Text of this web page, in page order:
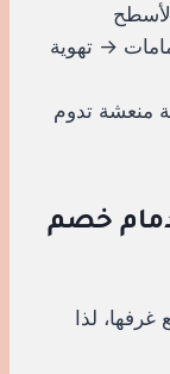
→ تهوية
منعشة تدوم
خصم
لذا